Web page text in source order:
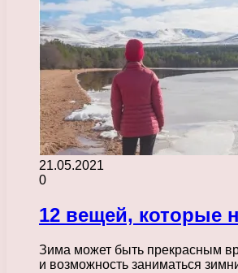
21.05.2021
0
12 вещей, которые
Зима может быть прекрасным
и возможность заниматься